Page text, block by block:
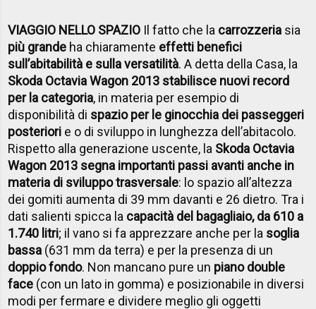
VIAGGIO NELLO SPAZIO Il fatto che la carrozzeria sia
più grande ha chiaramente effetti benefici
sull’abitabilità e sulla versatilità. A detta della Casa, la
Skoda Octavia Wagon 2013 stabilisce nuovi record
per la categoria, in materia per esempio di
disponibilità di spazio per le ginocchia dei passeggeri
posteriori e o di sviluppo in lunghezza dell’abitacolo.
Rispetto alla generazione uscente, la Skoda Octavia
Wagon 2013 segna importanti passi avanti anche in
materia di sviluppo trasversale: lo spazio all’altezza
dei gomiti aumenta di 39 mm davanti e 26 dietro. Tra i
dati salienti spicca la capacità del bagagliaio, da 610 a
1.740 litri; il vano si fa apprezzare anche per la soglia
bassa (631 mm da terra) e per la presenza di un
doppio fondo. Non mancano pure un piano double
face (con un lato in gomma) e posizionabile in diversi
modi per fermare e dividere meglio gli oggetti